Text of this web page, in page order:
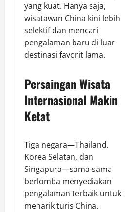
yang kuat. Hanya saja,
wisatawan China kini lebih
selektif dan mencari
pengalaman baru di luar
destinasi favorit lama.
Persaingan Wisata
Internasional Makin
Ketat
Tiga negara—Thailand,
Korea Selatan, dan
Singapura—sama-sama
berlomba menyediakan
pengalaman terbaik untuk
menarik turis China.